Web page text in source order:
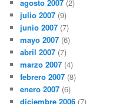
agosto 2007 (2)
julio 2007 (9)
junio 2007 (7)
mayo 2007 (6)
abril 2007 (7)
marzo 2007 (4)
febrero 2007 (8)
enero 2007 (6)
diciembre 2006 (7)